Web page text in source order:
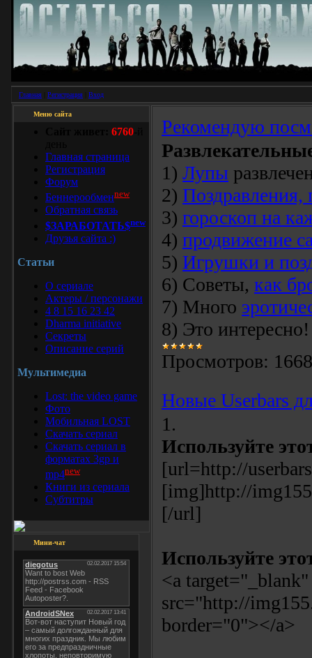
Главная Регистрация Вход
Меню сайта
6760
Главная страница
Регистрация
Форум
Беннерообменnew
Обратная связь
$ЗАРАБОТАТЬ$new
Друзья сайта :)
Статьи
О сериале
Актеры / персонажи
4 8 15 16 23 42
Dharma initiative
Секреты
Описание серий
Мультимедиа
Lost: the video game
Фото
Мобильная LOST
Скачать сериал
Скачать сериал в
форматах 3gp и
mp4new
Книги из сериала
Субтитры
Мини-чат
Рекомендую
1) Лупы
2) Поздравления,
3) гороскоп на
4) продвижение
5) Игрушки и
6) Советы, как
7) Много
8) Это
Просмотров: 1668
Новые Userbars
1.
Используйте
[url=http://
[img]http://
[/url]
Используйте
<a
src="http://
border="0"></a>